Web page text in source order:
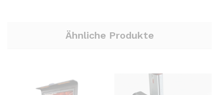
Ähnliche Produkte